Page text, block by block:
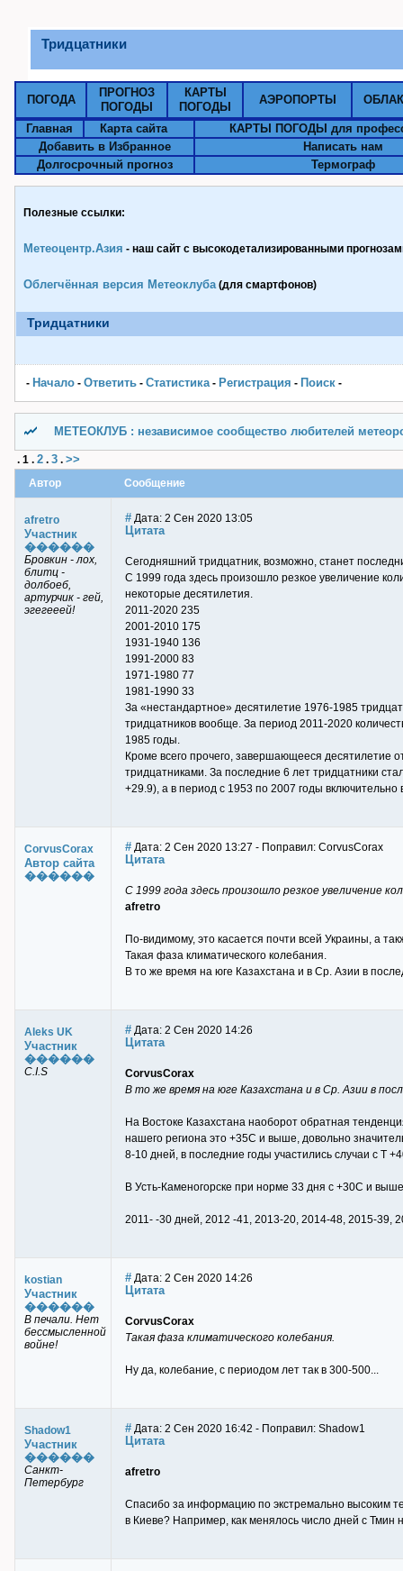
Тридцатники
ПОГОДА
ПРОГНОЗ
ПОГОДЫ
КАРТЫ
ПОГОДЫ
АЭРОПОРТЫ
Главная Карта сайта
КАРТЫ ПОГОДЫ для
Добавить в Избранное
Написать нам
Долгосрочный прогноз
Термограф
Полезные ссылки:
Метеоцентр.Азия - наш сайт с высокодетализированными
Облегчённая версия Метеоклуба(для смартфонов)
Тридцатники
- Начало - Ответить - Статистика- Pегистрация - Поиск -
МЕТЕОКЛУБ : независимое сообщество любителей
. 1 . 2 . 3 . >>
Автор Сообщение
afretro
Участник
������
Бровкин - лох,
блитц -
долбоеб,
артурчик - гей,
эгегееей!
# Дата: 2 Сен 2020 13:05
Цитата
Сегодняшний тридцатник, возможно, станет
С 1999 года здесь произошло резкое увеличение
некоторые десятилетия.
2011-2020 235
2001-2010 175
1931-1940 136
1991-2000 83
1971-1980 77
1981-1990 33
За «нестандартное» десятилетие 1976-1985
тридцатников вообще. За период 2011-2020
1985 годы.
Кроме всего прочего, завершающееся десятилетие
тридцатниками. За последние 6 лет тридцатники
+29.9), а в период с 1953 по 2007 годы
CorvusCorax
Автор сайта
������
# Дата: 2 Сен 2020 13:27 - Поправил: CorvusCorax
Цитата
С 1999 года здесь произошло резкое увеличение
afretro
По-видимому, это касается почти всей Украины, а
Такая фаза климатического колебания.
В то же время на юге Казахстана и в Ср. Азии в
Aleks UK
Участник
������
C.I.S
# Дата: 2 Сен 2020 14:26
Цитата
CorvusCorax
В то же время на юге Казахстана и в Ср. Азии в
На Востоке Казахстана наоборот обратная
нашего региона это +35С и выше, довольно
8-10 дней, в последние годы участились случаи с Т
В Усть-Каменогорске при норме 33 дня с +30С и
2011- -30 дней, 2012 -41, 2013-20, 2014-48, 2015-39,
kostian
Участник
������
В печали. Нет
бессмысленной
войне!
# Дата: 2 Сен 2020 14:26
Цитата
CorvusCorax
Такая фаза климатического колебания.
Ну да, колебание, с периодом лет так в 300-500...
Shadow1
Участник
������
Санкт-
Петербург
# Дата: 2 Сен 2020 16:42 - Поправил: Shadow1
Цитата
afretro
Спасибо за информацию по экстремально высоким
в Киеве? Например, как менялось число дней с